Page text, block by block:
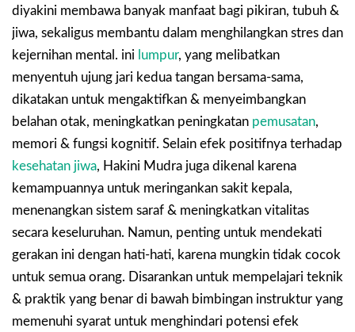
diyakini membawa banyak manfaat bagi pikiran, tubuh &
jiwa, sekaligus membantu dalam menghilangkan stres dan
kejernihan mental. ini lumpur, yang melibatkan
menyentuh ujung jari kedua tangan bersama-sama,
dikatakan untuk mengaktifkan & menyeimbangkan
belahan otak, meningkatkan peningkatan pemusatan,
memori & fungsi kognitif. Selain efek positifnya terhadap
kesehatan jiwa, Hakini Mudra juga dikenal karena
kemampuannya untuk meringankan sakit kepala,
menenangkan sistem saraf & meningkatkan vitalitas
secara keseluruhan. Namun, penting untuk mendekati
gerakan ini dengan hati-hati, karena mungkin tidak cocok
untuk semua orang. Disarankan untuk mempelajari teknik
& praktik yang benar di bawah bimbingan instruktur yang
memenuhi syarat untuk menghindari potensi efek